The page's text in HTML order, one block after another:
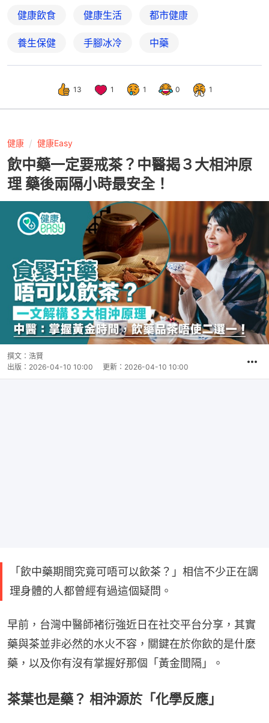
健康飲食 健康生活 都市健康
養生保健 手腳冰冷 中藥
13 1 1 0 1
健康 健康Easy
飲中藥一定要戒茶？中醫揭３大相沖原
理 藥後兩隔小時最安全！
撰文： 浩賢
出版： 2026-04-10 10:00 更新： 2026-04-10 10:00
「飲中藥期間究竟可唔可以飲茶？」相信不少正在調
理身體的人都曾經有過這個疑問。
早前，台灣中醫師褚衍強近日在社交平台分享，其實
藥與茶並非必然的水火不容，關鍵在於你飲的是什麼
藥，以及你有沒有掌握好那個「黃金間隔」。
茶葉也是藥？ 相沖源於「化學反應」